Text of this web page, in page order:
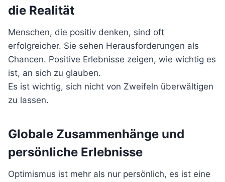
die Realität
Menschen, die positiv denken, sind oft
erfolgreicher. Sie sehen Herausforderungen als
Chancen. Positive Erlebnisse zeigen, wie wichtig es
ist, an sich zu glauben.
Es ist wichtig, sich nicht von Zweifeln überwältigen
zu lassen.
Globale Zusammenhänge und
persönliche Erlebnisse
Optimismus ist mehr als nur persönlich, es ist eine